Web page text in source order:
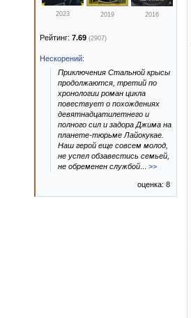
2023 2019 2016
Рейтинг: 7.69 (2907)
Нескорений:
Приключения Стальной крысы
продолжаются, третий по
хронологии роман цикла
повествует о похождениях
девятнадцатилетнего и
полного сил и задора Джима на
планете-тюрьме Лайокукае.
Наш герой еще совсем молод,
не успел обзавестись семьей,
не обременен службой
>>
оценка: 8